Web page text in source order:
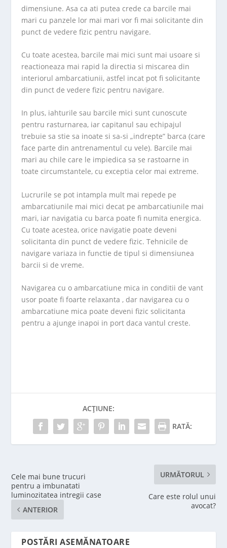
dimensiune. Asa ca ati putea crede ca barcile mai
mari cu panzele lor mai mari vor fi mai solicitante din
punct de vedere fizic pentru navigare.
Cu toate acestea, barcile mai mici sunt mai usoare si
reactioneaza mai rapid la directia si miscarea din
interiorul ambarcatiunii, astfel incat pot fi solicitante
din punct de vedere fizic pentru navigare.
In plus, iahturile sau barcile mici sunt cunoscute
pentru rasturnarea, iar capitanul sau echipajul
trebuie sa stie sa inoate si sa-si „indrepte” barca (care
face parte din antrenamentul cu vele). Barcile mai
mari au chile care le impiedica sa se rastoarne in
toate circumstantele, cu exceptia celor mai extreme.
Lucrurile se pot intampla mult mai repede pe
ambarcatiunile mai mici decat pe ambarcatiunile mai
mari, iar navigatia cu barca poate fi numita energica.
Cu toate acestea, orice navigatie poate deveni
solicitanta din punct de vedere fizic. Tehnicile de
navigare variaza in functie de tipul si dimensiunea
barcii si de vreme.
Navigarea cu o ambarcatiune mica in conditii de vant
usor poate fi foarte relaxanta , dar navigarea cu o
ambarcatiune mica poate deveni fizic solicitanta
pentru a ajunge inapoi in port daca vantul creste.
ACȚIUNE:
RATĂ:
Cele mai bune trucuri
pentru a imbunatati
luminozitatea intregii case
ANTERIOR
URMĂTORUL
Care este rolul unui
avocat?
POSTĂRI ASEMĂNATOARE